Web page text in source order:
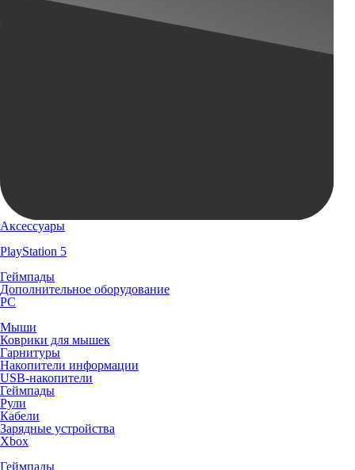
Аксессуары
PlayStation 5
Геймпады
Дополнительное оборудование
PC
Мыши
Коврики для мышек
Гарнитуры
Накопители информации
USB-накопители
Геймпады
Рули
Кабели
Зарядные устройства
Xbox
Геймпады